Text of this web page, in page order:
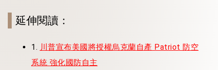
延伸閱讀：
1. 川普宣布美國將授權烏克蘭自產 Patriot 防空
系統 強化國防自主